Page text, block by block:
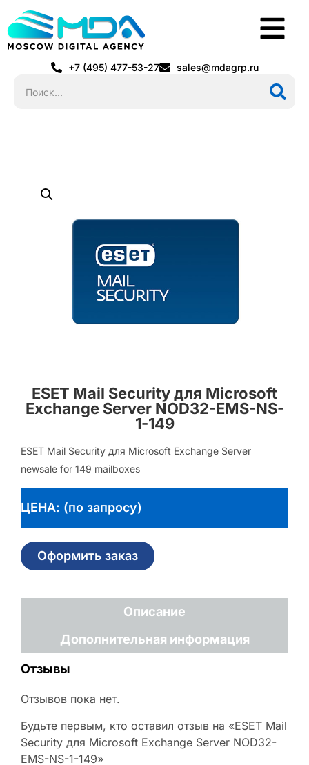
+7 (495) 477-53-27 sales@mdagrp.ru
ESET Mail Security для Microsoft
Exchange Server NOD32-EMS-NS-
1-149
ESET Mail Security для Microsoft Exchange Server
newsale for 149 mailboxes
ЦЕНА: (по запросу)
Оформить заказ
Описание
Дополнительная информация
Отзывы
Отзывов пока нет.
Будьте первым, кто оставил отзыв на «ESET Mail
Security для Microsoft Exchange Server NOD32-
EMS-NS-1-149»